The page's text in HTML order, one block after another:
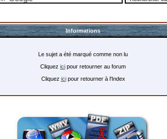
Informations
Le sujet a été marqué comme non lu
Cliquez ici pour retourner au forum
Cliquez icipour retourner à l'Index